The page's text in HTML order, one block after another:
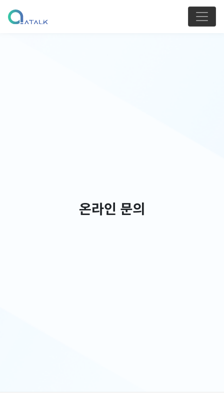
온라인 문의